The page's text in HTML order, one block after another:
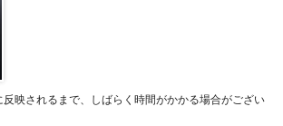
映されるまで、しばらく時間がかかる場合がござい